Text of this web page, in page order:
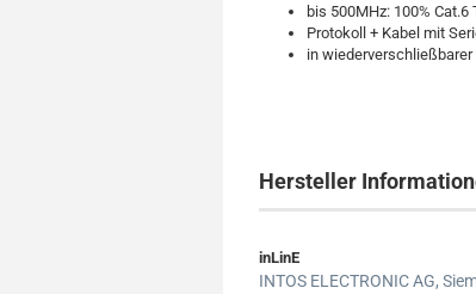
bis 500MHz: 100%
Protokoll + Kabel mit
in wiederverschließbarer
Hersteller
inLinE
INTOS ELECTRONIC AG,